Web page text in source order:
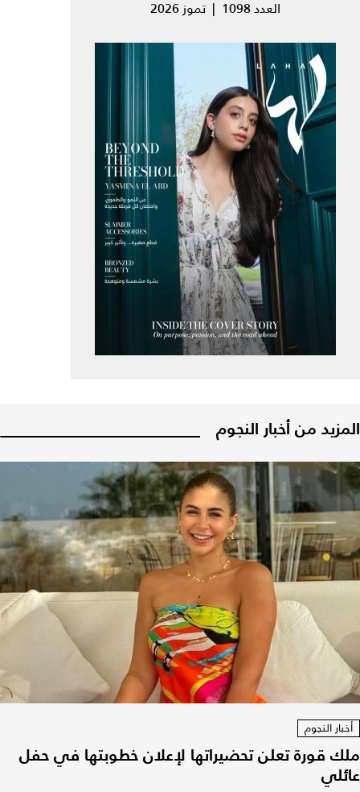
العدد 1098 | تموز 2026
المزيد من أخبار النجوم
أخبار النجوم
ملك قورة تعلن تحضيراتها لإعلان خطوبتها في حفل
عائلي